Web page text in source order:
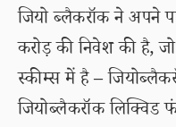
जियो ब्लैकरॉक ने
करोड़ की निवेश की है,
स्कीम्स में है –
जियोब्लैकरॉक लिक्विड